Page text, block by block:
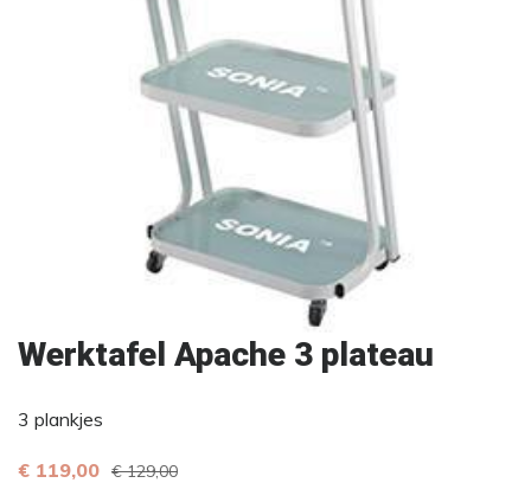
Werktafel Apache 3 plateau
3 plankjes
€ 119,00 € 129,00